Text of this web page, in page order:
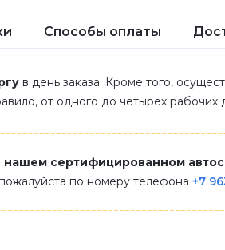
Способы оплаты
в день заказа. Кроме того,
от одного до четырех рабочих
сертифицированном
по номеру телефона +7